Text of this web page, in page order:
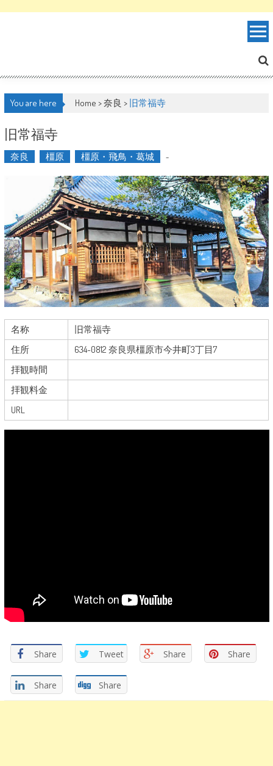
You are here Home >奈良 > 旧常福寺
旧常福寺
奈良 橿原 橿原・飛鳥・葛城 -
名称
旧常福寺
住所
634-0812 奈良県橿原市今井町3丁目7
拝観時間
拝観料金
URL
Share Tweet Share Share
Share Share